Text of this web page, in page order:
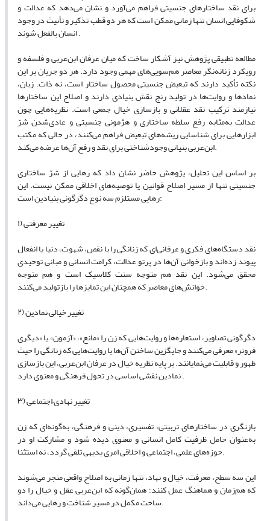
برای نقد ساختارهای جنسیتی فراهم می‌آورد و نشان می‌دهد که عدالت و
شکوفایی انسان تنها زمانی ممکن است که هر دو قطب تذکیر و تأنیث در وجود
انسان بالفعل شوند .
مطالعه تطبیقی پژوهش نیز آشکار ساخت که میان عرفان ابن‌عربی و فلسفه و
رویکرد زنانه‌نگر معاصر هم‌سویی‌های مهمی وجود دارد. هر دو جریان بر این
نکته تأکید دارند که تبعیض جنسیتی محصول ساختار است، نه ذات. زبان،
نمادها و روایت‌ها در تولید رنج نقش بنیادی دارند و اصلاح این ساختارها
نیازمند ترکیب نقد عقلانی و بازسازی خیال جمعی است. نظریه‌هایی چون
عدالت به‌مثابه رفع سلطه ساختاری و هژمونی جنسیتی و عادی‌شدن شرّ
ابزارهایی برای شناسایی ریشه‌های تبعیض فراهم می‌کنند، در حالی که مکتب
ابن‌عربی بنیانی وجودشناختی برای نقد و رفع آن‌ها عرضه می‌کند.
بر اساس این تحلیل، پژوهش حاضر نشان داد که رهایی از شرّ ساختاری
جنسیتی تنها از مسیر اصلاح قوانین یا توصیه‌های اخلاقی ممکن نیست. این
رهایی مستلزم سه نوع دگرگونی بنیادین است:
۱) تغییر معرفتی
نقد دستگاه‌های فکری و عرفانی‌ای که زنانگی را با نقص، شهوت، دنیا یا انفعال
پیوند زده‌اند و بازخوانی آن‌ها در پرتو عدالت، کرامت انسانی و مبانی توحیدی
محقق می‌شود. این نقد هم متوجه سنت کلاسیک است و هم متوجه
خوانش‌های معاصر که همچنان این تمایزها را بازتولید می‌کنند.
۲) تغییر خیالی–نمادین
دگرگونی تصاویر، استعاره‌ها و روایت‌هایی که زن را «مانع»، «آزمون» یا «دیگری
فروتر» معرفی می‌کنند و جایگزین ساختن آن‌ها با روایت‌هایی که زنانگی را حیث
ظهور و قابلیت می‌نمایانند. بر پایه نظریه خیال در عرفان ابن‌عربی، این بازسازی
نمادین نقشی اساسی در تحول فرهنگی و معنوی دارد .
۳) تغییر نهادی–اجتماعی
بازنگری در ساختارهای تربیتی، تفسیری، دینی و فرهنگی، به‌گونه‌ای که زن
به‌عنوان حامل ظرفیت کامل انسانی و معنوی دیده شود و مشارکت او در
حوزه‌های علمی، اجتماعی و اخلاقی امری بدیهی تلقی گردد، نه استثنا.
این سه سطح، معرفت، خیال و نهاد، تنها زمانی به اصلاح واقعی منجر می‌شوند
که هم‌زمان و هماهنگ عمل کنند؛ همان‌گونه که ابن‌عربی عقل و خیال را دو
ساحت مکمل در مسیر شناخت و رهایی می‌داند.